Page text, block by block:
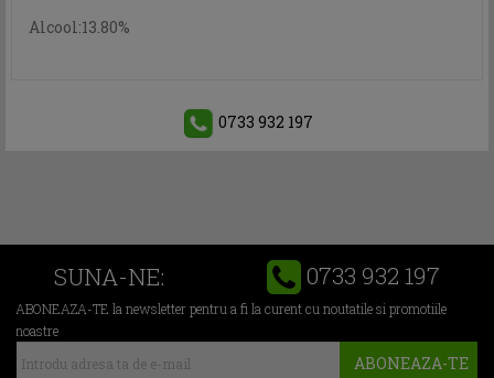
Alcool:13.80%
0733 932 197
SUNA-NE: 0733 932 197
ABONEAZA-TE la newsletter pentru a fi la curent cu noutatile si promotiile
noastre
ABONEAZA-TE